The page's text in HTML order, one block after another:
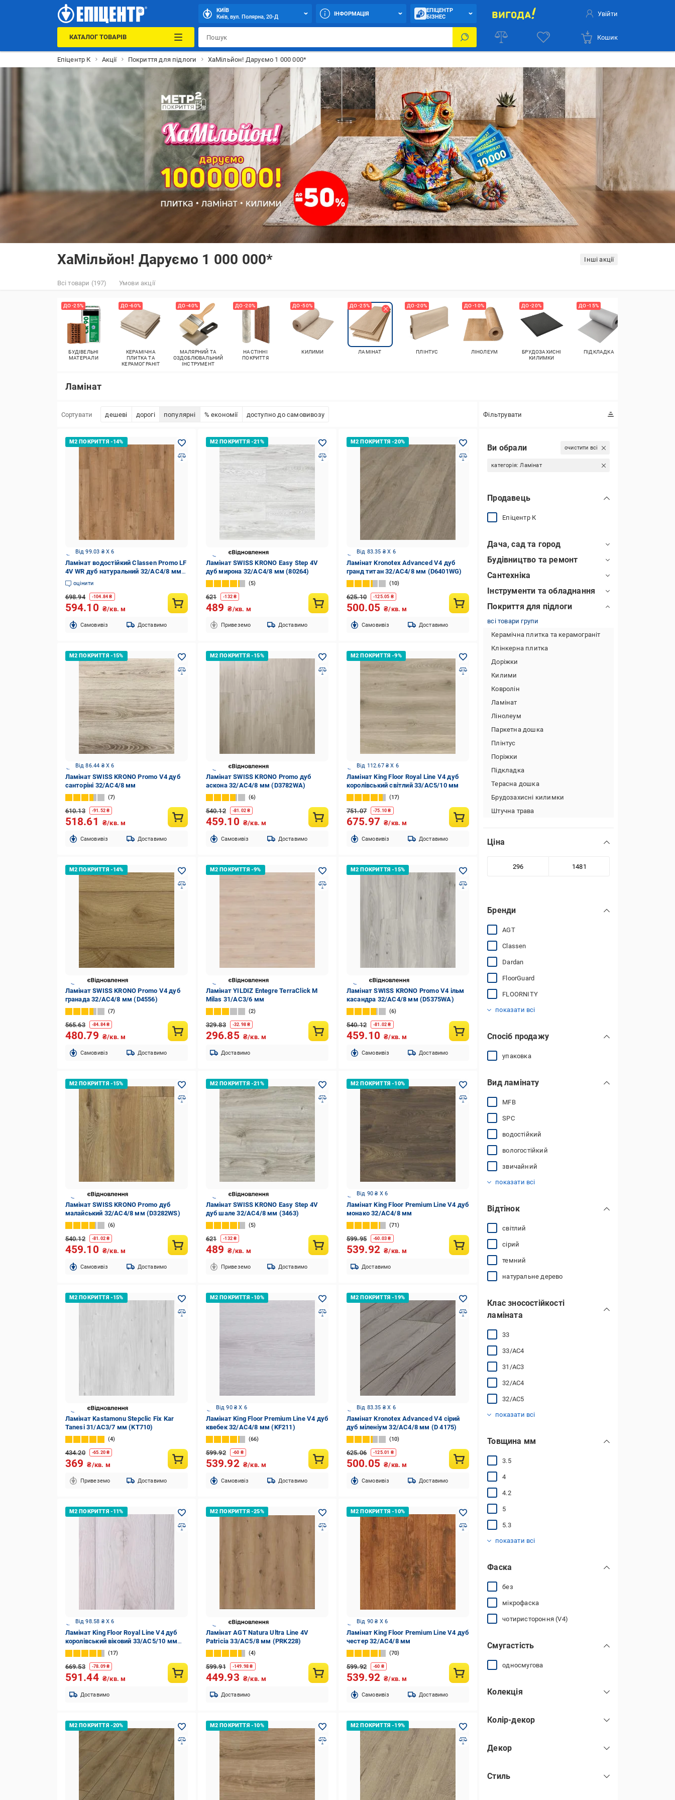
КИЇВ
Київ, вул. Полярна, 20-Д
ІНФОРМАЦІЯ
ЕПІЦЕНТР
БІЗНЕС
Увійти
КАТАЛОГ ТОВАРІВ Кошик
Епіцентр К Акції Покриття для підлоги ХаМільйон! Даруємо 1 000 000*
ХаМільйон! Даруємо 1 000 000* Інші акції
Всі товари (197) Умови акції
ДО -25%
БУДІВЕЛЬНІ
МАТЕРІАЛИ
ДО -60%
КЕРАМІЧНА
ПЛИТКА ТА
КЕРАМОГРАНІТ
ДО -40%
МАЛЯРНИЙ ТА
ОЗДОБЛЮВАЛЬНИЙ
ІНСТРУМЕНТ
ДО -20%
НАСТІННІ
ПОКРИТТЯ
ДО -50%
КИЛИМИ
ДО -25%
ЛАМІНАТ
ДО -20%
ПЛІНТУС
ДО -10%
ЛІНОЛЕУМ
ДО -20%
БРУДОЗАХИСНІ
КИЛИМКИ
ДО -15%
ПІДКЛАДКА
Ламінат
Сортувати дешеві дорогі популярні % економії доступно до самовивозу Фільтрувати
Від 99.03 ₴ X 6
Ламінат водостійкий Classen Promo LF
4V WR дуб натуральний 32/АС4/8 мм
(68271)
оцінити
698.94 -104.84 ₴
594.10 ₴/кв. м
Cамовивіз Доставимо
Ламінат SWISS KRONO Easy Step 4V
дуб мирона 32/АС4/8 мм (80264)
5
621 -132 ₴
489 ₴/кв. м
Привеземо Доставимо
Від 83.35 ₴ X 6
Ламінат Kronotex Advanced V4 дуб
гранд титан 32/АС4/8 мм (D6401WG)
10
625.10 -125.05 ₴
500.05 ₴/кв. м
Cамовивіз Доставимо
Від 86.44 ₴ X 6
Ламінат SWISS KRONO Promo V4 дуб
санторіні 32/АС4/8 мм
7
610.13 -91.52₴
518.61 ₴/кв. м
Cамовивіз Доставимо
Ламінат SWISS KRONO Promo дуб
аскона 32/АС4/8 мм (D3782WA)
6
540.12 -81.02 ₴
459.10 ₴/кв. м
Cамовивіз Доставимо
Від 112.67 ₴ X 6
Ламінат King Floor Royal Line V4 дуб
королівський світлий 33/АС5/10 мм
17
751.07 -75.10 ₴
675.97 ₴/кв. м
Cамовивіз Доставимо
Ламінат SWISS KRONO Promo V4 дуб
гранада 32/АС4/8 мм (D4556)
7
565.63 -84.84₴
480.79 ₴/кв. м
Cамовивіз Доставимо
Ламінат YILDIZ Entegre TerraClick М
Milas 31/AC3/6 мм
2
329.83 -32.98 ₴
296.85 ₴/кв. м
Доставимо
Ламінат SWISS KRONO Promo V4 ільм
касандра 32/АС4/8 мм (D5375WA)
6
540.12 -81.02 ₴
459.10 ₴/кв. м
Cамовивіз Доставимо
Ламінат SWISS KRONO Promo дуб
малайський 32/АС4/8 мм (D3282WS)
6
540.12 -81.02₴
459.10 ₴/кв. м
Cамовивіз Доставимо
Ламінат SWISS KRONO Easy Step 4V
дуб шале 32/АС4/8 мм (3463)
5
621 -132 ₴
489 ₴/кв. м
Привеземо Доставимо
Від 90 ₴ X 6
Ламінат King Floor Premium Line V4 дуб
монако 32/АС4/8 мм
71
599.95 -60.03 ₴
539.92 ₴/кв. м
Доставимо
Ламінат Kastamonu Stepclic Fix Kar
Tanesi 31/AC3/7 мм (KT710)
4
434.20 -65.20₴
369 ₴/кв. м
Привеземо Доставимо
Від 90 ₴ X 6
Ламінат King Floor Premium Line V4 дуб
квебек 32/АС4/8 мм (KF211)
66
599.92 -60 ₴
539.92 ₴/кв. м
Cамовивіз Доставимо
Від 83.35 ₴ X 6
Ламінат Kronotex Advanced V4 сірий
дуб міленіум 32/АС4/8 мм (D 4175)
10
625.06 -125.01 ₴
500.05 ₴/кв. м
Cамовивіз Доставимо
Від 98.58 ₴ X 6
Ламінат King Floor Royal Line V4 дуб
королівський віковий 33/АС5/10 мм
(KF108)
17
669.53 -78.09₴
591.44 ₴/кв. м
Доставимо
Ламінат AGT Natura Ultra Line 4V
Patricia 33/АС5/8 мм (PRK228)
4
599.91 -149.98 ₴
449.93 ₴/кв. м
Доставимо
Від 90 ₴ X 6
Ламінат King Floor Premium Line V4 дуб
честер 32/АС4/8 мм
70
599.92 -60 ₴
539.92 ₴/кв. м
Cамовивіз Доставимо
Ви обрали очистити всі
категорія:Ламінат
Продавець
Епіцентр К
Дача, сад та город
Будівництво та ремонт
Сантехніка
Інструменти та обладнання
Покриття для підлоги
всі товари групи
Керамічна плитка та керамограніт
Клінкерна плитка
Доріжки
Килими
Ковролін
Ламінат
Лінолеум
Паркетна дошка
Плінтус
Поріжки
Підкладка
Терасна дошка
Брудозахисні килимки
Штучна трава
Ціна
Бренди
AGT
Classen
Dardan
FloorGuard
FLOORNITY
показати всі
Спосіб продажу
упаковка
Вид ламінату
MFB
SPC
водостійкий
вологостійкий
звичайний
показати всі
Відтінок
світлий
сірий
темний
натуральне дерево
Клас зносостійкості
ламіната
33
33/АС4
31/AC3
32/АС4
32/АС5
показати всі
Товщина мм
3.5
4
4.2
5
5.3
показати всі
Фаска
без
мікрофаска
чотиристороння (V4)
Смугастість
односмугова
Колекція
Колір-декор
Декор
плитка
Стиль